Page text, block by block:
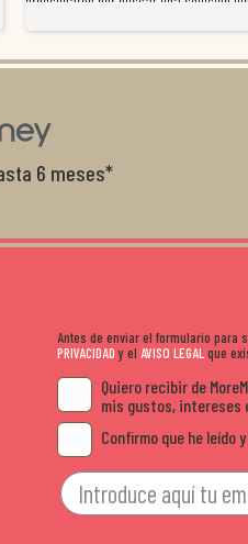
con el cliente, y me ofrecieron unas
6 meses*
Antes de enviar el formulario para
PRIVACIDADy el AVISO LEGALque
Quiero recibir de
mis gustos, intereses
Confirmo que he leído